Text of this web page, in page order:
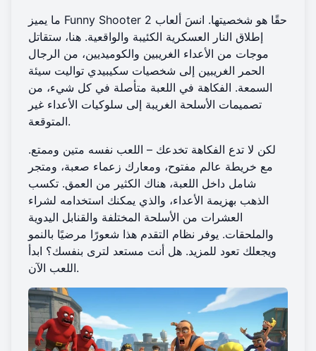
ما يميز Funny Shooter 2 حقًا هو شخصيتها. انسَ ألعاب
إطلاق النار العسكرية الكئيبة والواقعية. هنا، ستقاتل
موجات من الأعداء الغريبين والكوميديين، من الرجال
الحمر الغريبين إلى شخصيات سكيبيدي تواليت سيئة
السمعة. الفكاهة في اللعبة متأصلة في كل شيء، من
تصميمات الأسلحة الغريبة إلى سلوكيات الأعداء غير
المتوقعة.
لكن لا تدع الفكاهة تخدعك – اللعب نفسه متين وممتع.
مع خريطة عالم مفتوح، ومعارك زعماء صعبة، ومتجر
شامل داخل اللعبة، هناك الكثير من العمق. تكسب
الذهب بهزيمة الأعداء، والذي يمكنك استخدامه لشراء
العشرات من الأسلحة المختلفة والقنابل اليدوية
والملحقات. يوفر نظام التقدم هذا شعورًا مرضيًا بالنمو
ويجعلك تعود للمزيد. هل أنت مستعد لترى بنفسك؟ ابدأ
اللعب الآن.